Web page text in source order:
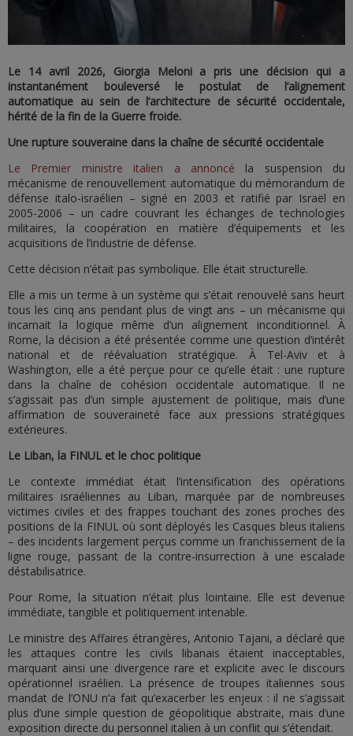
Le 14 avril 2026, Giorgia Meloni a pris une décision qui a
instantanément bouleversé le postulat de l’alignement
automatique au sein de l’architecture de sécurité occidentale,
hérité de la fin de la Guerre froide.
Une rupture souveraine dans la chaîne de sécurité occidentale
Le Premier ministre italien a annoncé la suspension du
mécanisme de renouvellement automatique du mémorandum de
défense italo-israélien – signé en 2003 et ratifié par Israël en
2005-2006 – un cadre couvrant les échanges de technologies
militaires, la coopération en matière d’équipements et les
acquisitions de l’industrie de défense.
Cette décision n’était pas symbolique. Elle était structurelle.
Elle a mis un terme à un système qui s’était renouvelé sans heurt
tous les cinq ans pendant plus de vingt ans – un mécanisme qui
incarnait la logique même d’un alignement inconditionnel. À
Rome, la décision a été présentée comme une question d’intérêt
national et de réévaluation stratégique. À Tel-Aviv et à
Washington, elle a été perçue pour ce qu’elle était : une rupture
dans la chaîne de cohésion occidentale automatique. Il ne
s’agissait pas d’un simple ajustement de politique, mais d’une
affirmation de souveraineté face aux pressions stratégiques
extérieures.
Le Liban, la FINUL et le choc politique
Le contexte immédiat était l’intensification des opérations
militaires israéliennes au Liban, marquée par de nombreuses
victimes civiles et des frappes touchant des zones proches des
positions de la FINUL où sont déployés les Casques bleus italiens
– des incidents largement perçus comme un franchissement de la
ligne rouge, passant de la contre-insurrection à une escalade
déstabilisatrice.
Pour Rome, la situation n’était plus lointaine. Elle est devenue
immédiate, tangible et politiquement intenable.
Le ministre des Affaires étrangères, Antonio Tajani, a déclaré que
les attaques contre les civils libanais étaient inacceptables,
marquant ainsi une divergence rare et explicite avec le discours
opérationnel israélien. La présence de troupes italiennes sous
mandat de l’ONU n’a fait qu’exacerber les enjeux : il ne s’agissait
plus d’une simple question de géopolitique abstraite, mais d’une
exposition directe du personnel italien à un conflit qui s’étendait.